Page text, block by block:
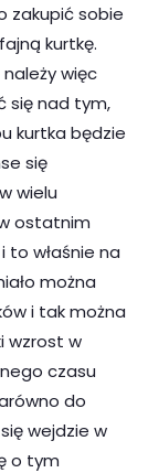
zakupić sobie
kurtkę.
więc
się nad tym,
kurtka będzie
się
wielu
ostatnim
to właśnie na
można
i tak można
wzrost w
czasu
do
wejdzie w
o tym